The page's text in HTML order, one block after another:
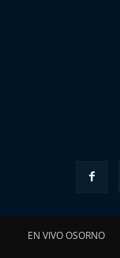
EN VIVO OSORNO